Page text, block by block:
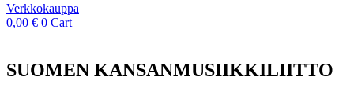
Verkkokauppa
0,00 € 0 Cart
SUOMEN KANSANMUSIIKKILIITTO